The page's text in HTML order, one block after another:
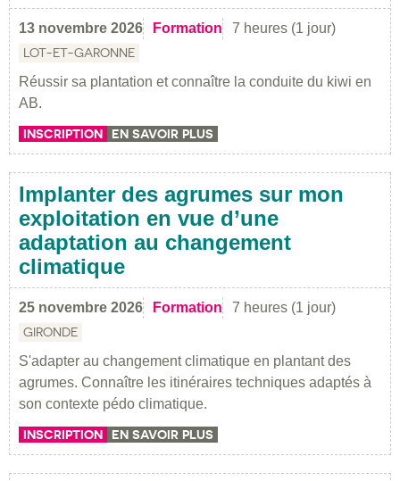
13 novembre 2026 Formation 7 heures (1 jour)
LOT-ET-GARONNE
Réussir sa plantation et connaître la conduite du kiwi en
AB.
INSCRIPTION EN SAVOIR PLUS
Implanter des agrumes sur mon
exploitation en vue d’une
adaptation au changement
climatique
25 novembre 2026 Formation 7 heures (1 jour)
GIRONDE
S'adapter au changement climatique en plantant des
agrumes. Connaître les itinéraires techniques adaptés à
son contexte pédo climatique.
INSCRIPTION EN SAVOIR PLUS